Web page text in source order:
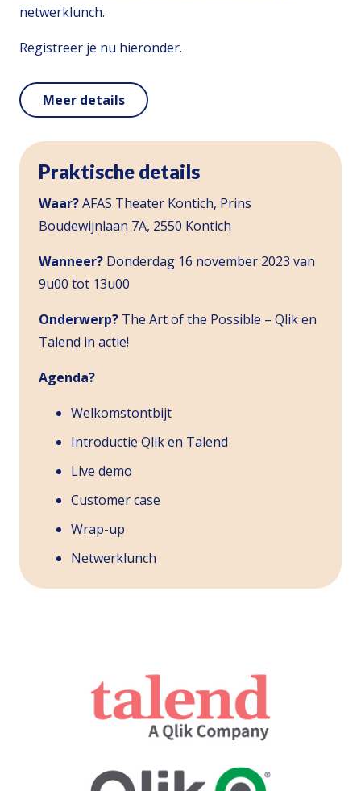
netwerklunch.
Registreer je nu hieronder.
Meer details
Praktische details
Waar?AFAS Theater Kontich, Prins
Boudewijnlaan 7A, 2550 Kontich
Wanneer? Donderdag 16 november 2023 van
9u00 tot 13u00
Onderwerp? The Art of the Possible – Qlik en
Talend in actie!
Agenda?
Welkomstontbijt
Introductie Qlik en Talend
Live demo
Customer case
Wrap-up
Netwerklunch